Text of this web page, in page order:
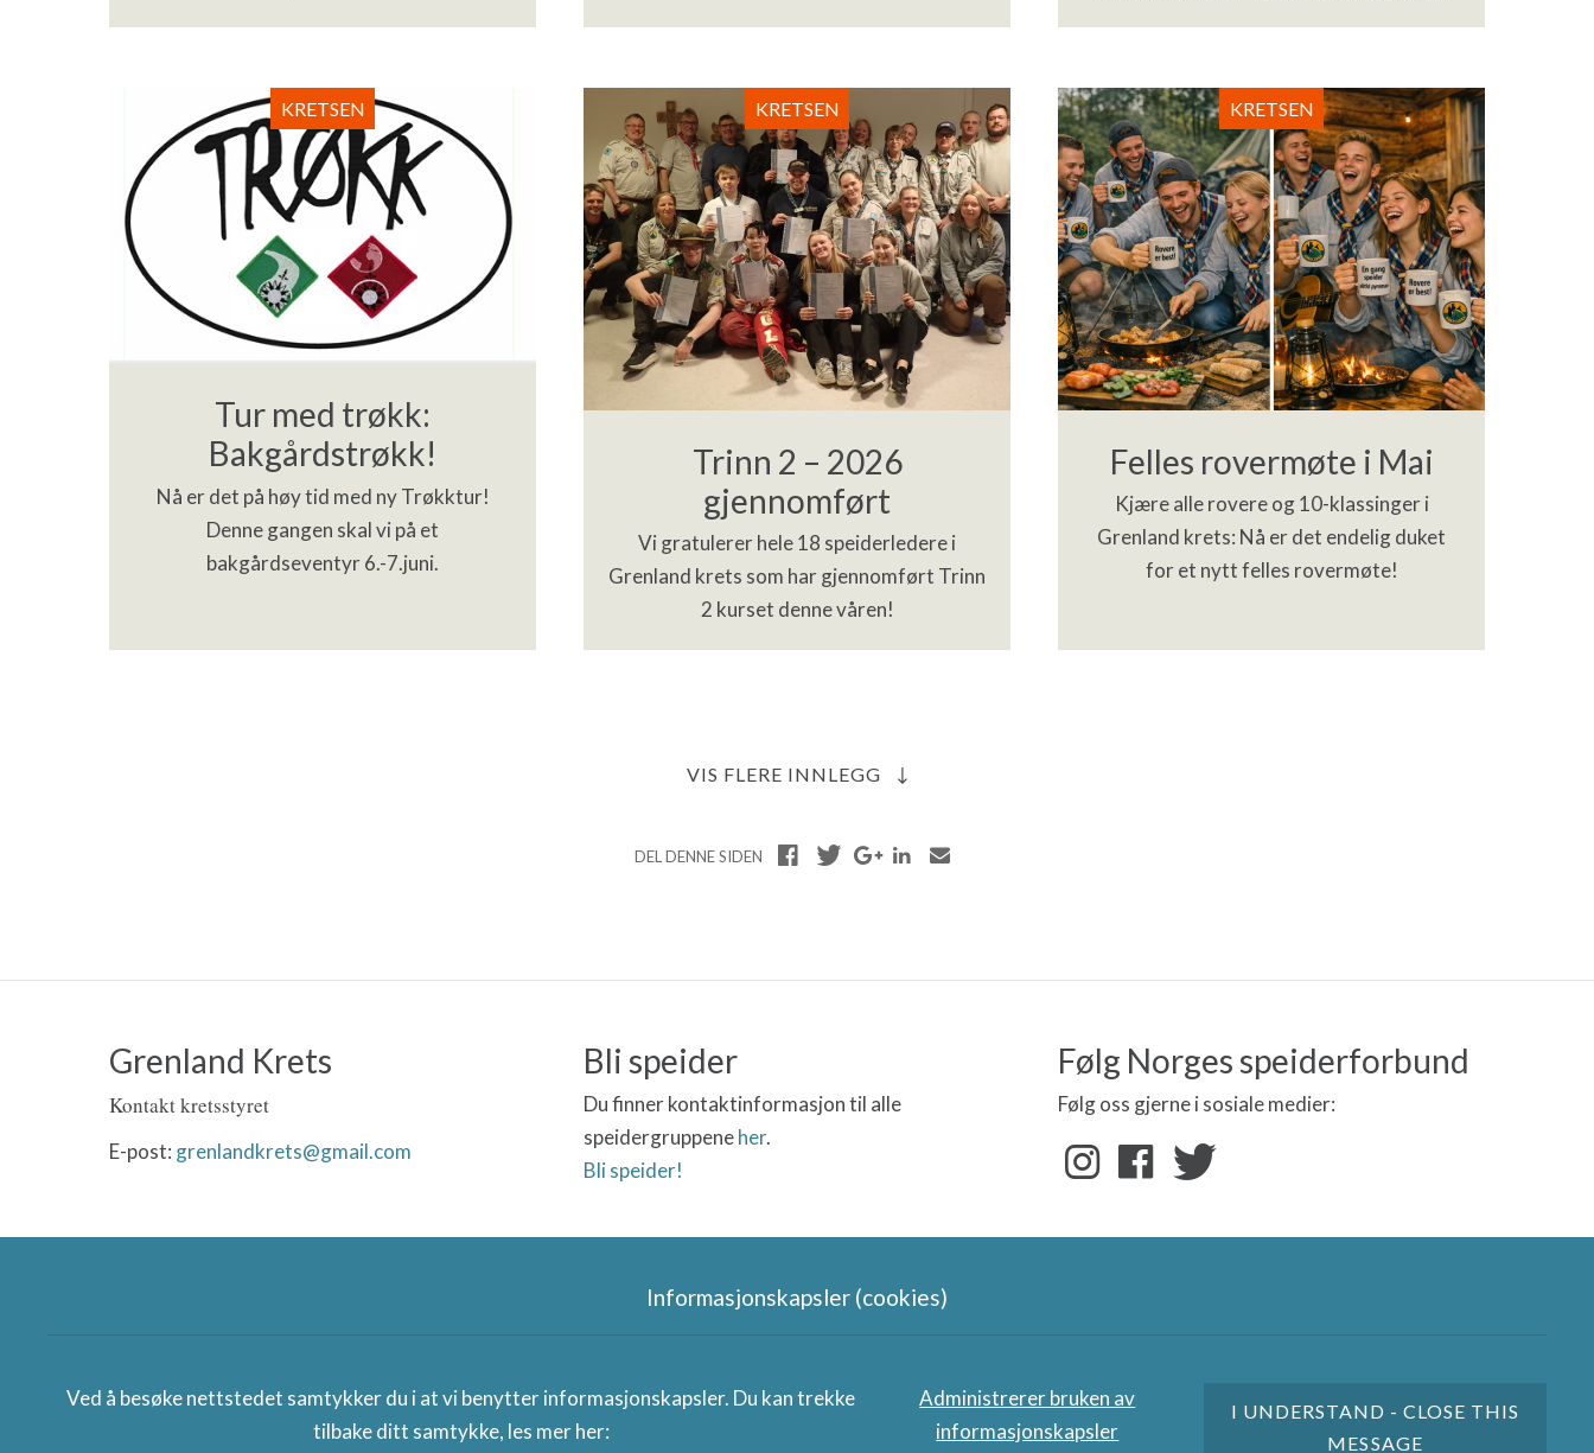
Tur med trøkk:
Bakgårdstrøkk!
Nå er det på høy tid med ny Trøkktur!
Denne gangen skal vi på et
bakgårdseventyr 6.-7.juni.
KRETSEN
Trinn 2 – 2026
gjennomført
Vi gratulerer hele 18 speiderledere i
Grenland krets som har gjennomført Trinn
2 kurset denne våren!
KRETSEN
Felles rovermøte i Mai
Kjære alle rovere og 10-klassinger i
Grenland krets: Nå er det endelig duket
for et nytt felles rovermøte!
KRETSEN
VIS FLERE INNLEGG
DEL DENNE SIDEN
Grenland Krets
Kontakt kretsstyret
E-post: grenlandkrets@gmail.com
Bli speider
Du finner kontaktinformasjon til alle
speidergruppeneher.
Bli speider!
Følg Norges speiderforbund
Følg oss gjerne i sosiale medier:
Informasjonskapsler (cookies)
Ved å besøke nettstedet samtykker du i at vi benytter informasjonskapsler. Du kan trekke
tilbake ditt samtykke, les mer her:
Administrerer bruken av
informasjonskapsler
I UNDERSTAND - CLOSE THIS
MESSAGE